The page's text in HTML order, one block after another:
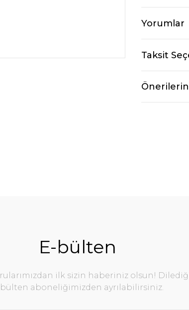
Yorumlar
Taksit
E-bülten
ilk sizin haberiniz olsun!
aboneliğimizden ayrılabilirsiniz.